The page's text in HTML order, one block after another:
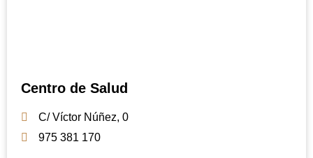
Centro de Salud
C/ Víctor Núñez, 0
975 381 170